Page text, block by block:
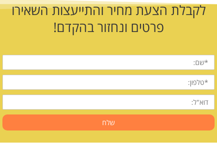
לקבלת הצעת מחיר והתייעצות השאירו
פרטים ונחזור בהקדם!
שם
מלא
טלפון
דוא"ל
שלח